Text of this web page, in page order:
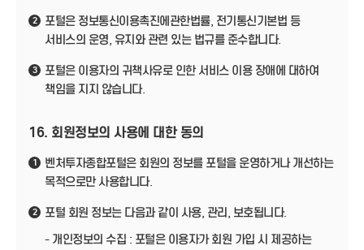
2
포털은 정보통신이용촉진에관한법률, 전기통신기본법 등
서비스의 운영, 유지와 관련 있는 법규를 준수합니다.
3
포털은 이용자의 귀책사유로 인한 서비스 이용 장애에 대하여
책임을 지지 않습니다.
16. 회원정보의 사용에 대한 동의
1
벤처투자종합포털은 회원의 정보를 포털을 운영하거나 개선하는
목적으로만 사용합니다.
2
포털 회원 정보는 다음과 같이 사용, 관리, 보호됩니다.
- 개인정보의 수집 : 포털은 이용자가 회원 가입 시 제공하는